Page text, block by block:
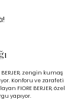
zengin kumaş
Konforu ve zarafeti
FIORE BERJER, özel
yapıyor.